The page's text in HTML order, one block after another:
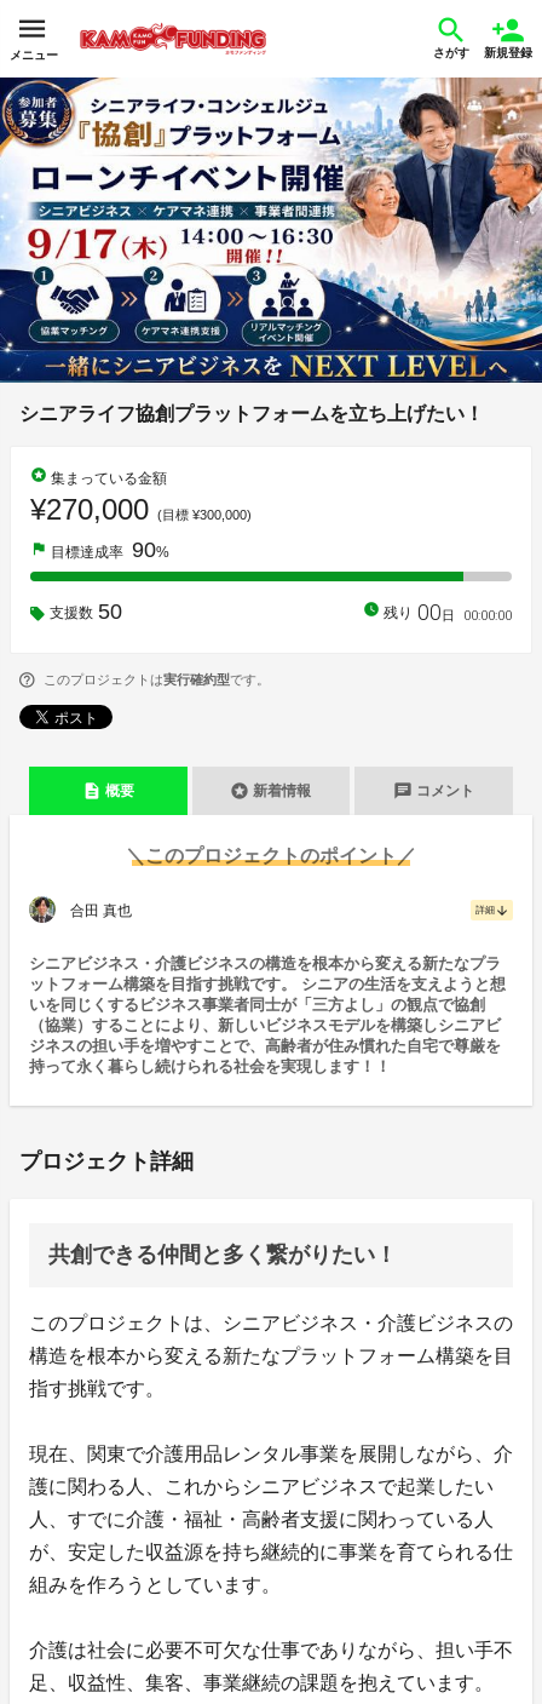
メニュー さがす 新規登録
シニアライフ協創プラットフォームを立ち上げたい！
stars 集まっている金額
¥270,000 (目標 ¥300,000)
flag 目標達成率 90%
支援数 50 watch_later 残り 00日 00:00:00
このプロジェクトは実行確約型です。
description 概要 stars 新着情報 chat コメント
＼このプロジェクトのポイント／
合田 真也 詳細 arrow_downward
シニアビジネス・介護ビジネスの構造を根本から変える新たなプラ
ットフォーム構築を目指す挑戦です。 シニアの生活を支えようと想
いを同じくするビジネス事業者同士が「三方よし」の観点で協創
（協業）することにより、新しいビジネスモデルを構築しシニアビ
ジネスの担い手を増やすことで、高齢者が住み慣れた自宅で尊厳を
持って永く暮らし続けられる社会を実現します！！
プロジェクト詳細
共創できる仲間と多く繋がりたい！
このプロジェクトは、シニアビジネス・介護ビジネスの
構造を根本から変える新たなプラットフォーム構築を目
指す挑戦です。
現在、関東で介護用品レンタル事業を展開しながら、介
護に関わる人、これからシニアビジネスで起業したい
人、すでに介護・福祉・高齢者支援に関わっている人
が、安定した収益源を持ち継続的に事業を育てられる仕
組みを作ろうとしています。
介護は社会に必要不可欠な仕事でありながら、担い手不
足、収益性、集客、事業継続の課題を抱えています。